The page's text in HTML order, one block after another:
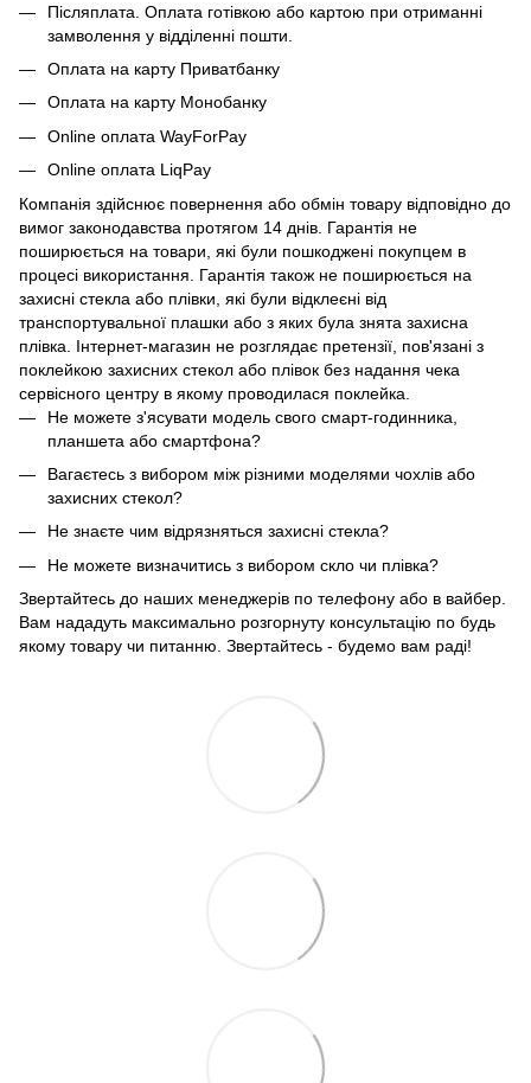
Післяплата. Оплата готівкою або картою при отриманні
замволення у відділенні пошти.
Оплата на карту Приватбанку
Оплата на карту Монобанку
Online оплата WayForPay
Online оплата LiqPay
Компанія здійснює повернення або обмін товару відповідно до
вимог законодавства протягом 14 днів. Гарантія не
поширюється на товари, які були пошкоджені покупцем в
процесі використання. Гарантія також не поширюється на
захисні стекла або плівки, які були відклеєні від
транспортувальної плашки або з яких була знята захисна
плівка. Інтернет-магазин не розглядає претензії, пов'язані з
поклейкою захисних стекол або плівок без надання чека
сервісного центру в якому проводилася поклейка.
Не можете з'ясувати модель свого смарт-годинника,
планшета або смартфона?
Вагаєтесь з вибором між різними моделями чохлів або
захисних стекол?
Не знаєте чим відрязняться захисні стекла?
Не можете визначитись з вибором скло чи плівка?
Звертайтесь до наших менеджерів по телефону або в вайбер.
Вам нададуть максимально розгорнуту консультацію по будь
якому товару чи питанню. Звертайтесь - будемо вам раді!